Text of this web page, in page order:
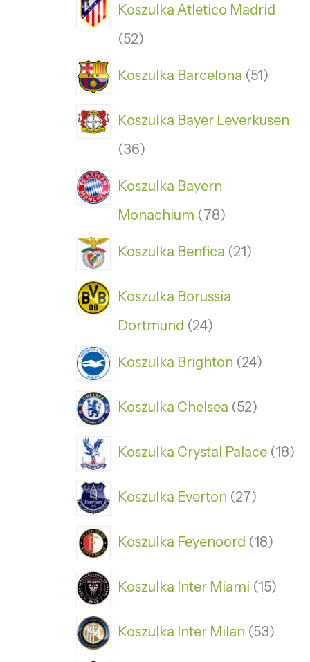
Koszulka Atletico Madrid
52
Koszulka Barcelona 51
Koszulka Bayer Leverkusen
36
Koszulka Bayern
Monachium
78
Koszulka Benfica 21
Koszulka Borussia
Dortmund 24
Koszulka Brighton 24
Koszulka Chelsea 52
Koszulka Crystal Palace 18
Koszulka Everton 27
Koszulka Feyenoord 18
Koszulka Inter Miami 15
Koszulka Inter Milan 53